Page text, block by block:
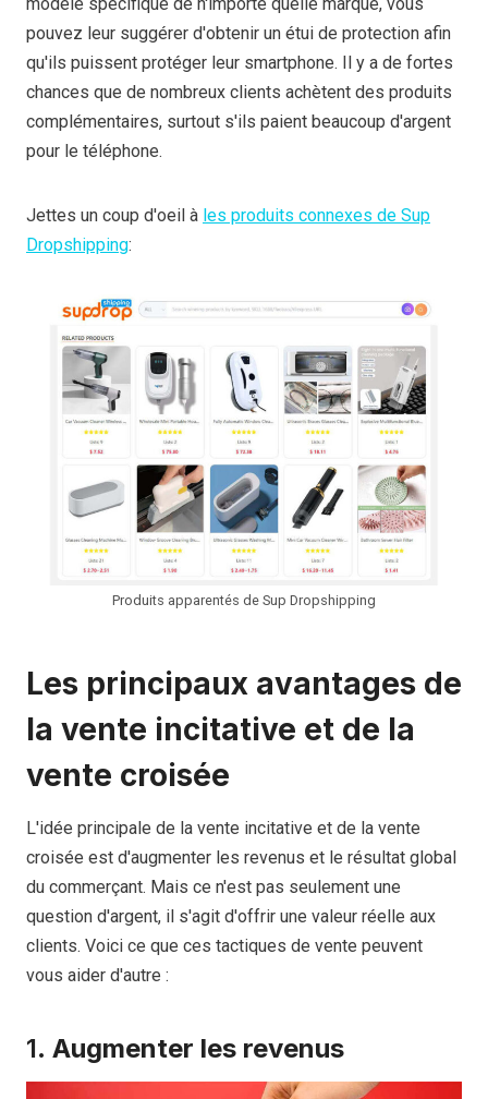
modèle spécifique de n'importe quelle marque, vous
pouvez leur suggérer d'obtenir un étui de protection afin
qu'ils puissent protéger leur smartphone. Il y a de fortes
chances que de nombreux clients achètent des produits
complémentaires, surtout s'ils paient beaucoup d'argent
pour le téléphone.
Jettes un coup d'oeil à les produits connexes de Sup
Dropshipping:
Produits apparentés de Sup Dropshipping
Les principaux avantages de
la vente incitative et de la
vente croisée
L'idée principale de la vente incitative et de la vente
croisée est d'augmenter les revenus et le résultat global
du commerçant. Mais ce n'est pas seulement une
question d'argent, il s'agit d'offrir une valeur réelle aux
clients. Voici ce que ces tactiques de vente peuvent
vous aider d'autre :
1. Augmenter les revenus